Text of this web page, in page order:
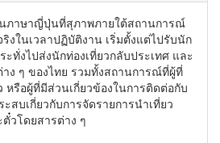
าษาญี่ปุ่นที่สุภาพภายใต้สถานการณ์
งในเวลาปฏิบัติงาน เริ่มตั้งแต่ไปรับนัก
ทั่งไปส่งนักท่องเที่ยวกลับประเทศ และ
ง ๆ ของไทย รวมทั้งสถานการณ์ที่ผู้ที่
หรือผู้ที่มีส่วนเกี่ยวข้องในการติดต่อกับ
สบเกี่ยวกับการจัดรายการนำเที่ยว
วโดยสารต่าง ๆ